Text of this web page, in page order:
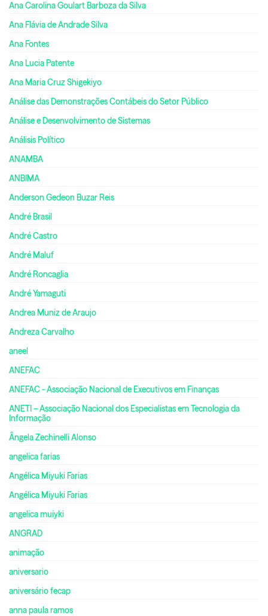
Ana Carolina Goulart Barboza da Silva
Ana Flávia de Andrade Silva
Ana Fontes
Ana Lucia Patente
Ana Maria Cruz Shigekiyo
Análise das Demonstrações Contábeis do Setor Público
Análise e Desenvolvimento de Sistemas
Análisis Político
ANAMBA
ANBIMA
Anderson Gedeon Buzar Reis
André Brasil
André Castro
André Maluf
André Roncaglia
André Yamaguti
Andrea Muniz de Araujo
Andreza Carvalho
aneel
ANEFAC
ANEFAC - Associação Nacional de Executivos em Finanças
ANETI – Associação Nacional dos Especialistas em Tecnologia da
Informação
Ângela Zechinelli Alonso
angelica farias
Angélica Miyuki Farias
Angélica Miyuki Farias
angelica muiyki
ANGRAD
animação
aniversario
aniversário fecap
anna paula ramos